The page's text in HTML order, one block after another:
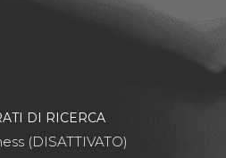
DI RICERCA
(DISATTIVATO)